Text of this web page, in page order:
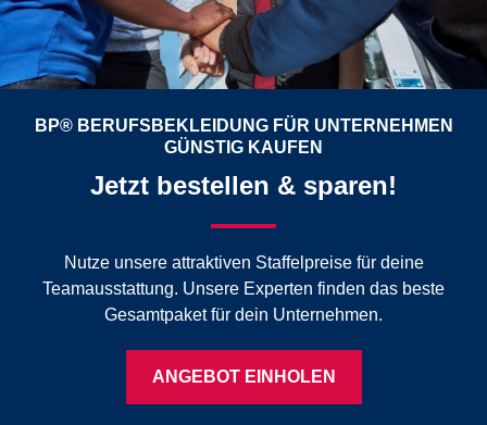
BP® BERUFSBEKLEIDUNG FÜR UNTERNEHMEN
GÜNSTIG KAUFEN
Jetzt bestellen & sparen!
Nutze unsere attraktiven Staffelpreise für deine
Teamausstattung. Unsere Experten finden das beste
Gesamtpaket für dein Unternehmen.
ANGEBOT EINHOLEN